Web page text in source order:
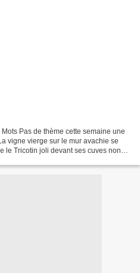
Pas de thème cette semaine une
vigne vierge sur le mur avachie se
le Tricotin joli devant ses cuves non